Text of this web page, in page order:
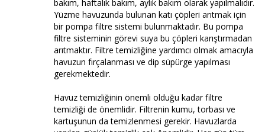
bakım, haftalık bakım, aylık bakım olarak yapılmalıdır.
Yüzme havuzunda bulunan katı çöpleri arıtmak için
bir pompa filtre sistemi bulunmaktadır. Bu pompa
filtre sisteminin görevi suya bu çöpleri karıştırmadan
arıtmaktır. Filtre temizliğine yardımcı olmak amacıyla
havuzun fırçalanması ve dip süpürge yapılması
gerekmektedir.
Havuz temizliğinin önemli olduğu kadar filtre
temizliği de önemlidir. Filtrenin kumu, torbası ve
kartuşunun da temizlenmesi gerekir. Havuzlarda